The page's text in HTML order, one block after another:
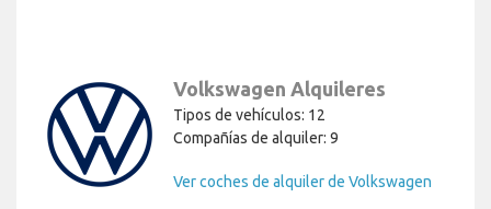
Volkswagen Alquileres
Tipos de vehículos: 12
Compañías de alquiler: 9
Ver coches de alquiler de Volkswagen